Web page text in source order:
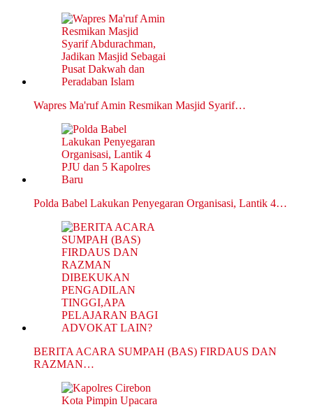
Wapres Ma'ruf Amin Resmikan Masjid Syarif…
Polda Babel Lakukan Penyegaran Organisasi, Lantik 4…
BERITA ACARA SUMPAH (BAS) FIRDAUS DAN
RAZMAN…